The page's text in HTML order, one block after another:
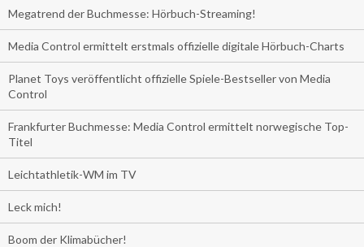
Megatrend der Buchmesse: Hörbuch-Streaming!
Media Control ermittelt erstmals offizielle digitale Hörbuch-Charts
Planet Toys veröffentlicht offizielle Spiele-Bestseller von Media
Control
Frankfurter Buchmesse: Media Control ermittelt norwegische Top-
Titel
Leichtathletik-WM im TV
Leck mich!
Boom der Klimabücher!